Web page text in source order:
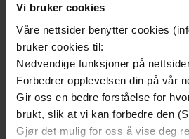
Vi bruker cookies
Våre nettsider benytter cookies
bruker cookies til:
Nødvendige funksjoner på
Forbedrer opplevelsen din på vår
Gir oss en bedre forståelse for
brukt, slik at vi kan forbedre den
Gjør det mulig for oss å vise deg
Premium
Vinner av Rivertonprisen